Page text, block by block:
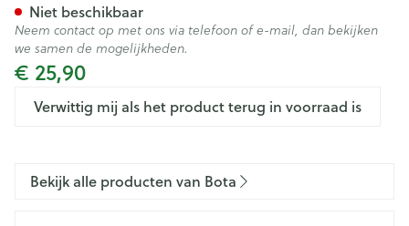
€ 25,90
Verwittig mij als het product terug in voorraad is
Niet beschikbaar
Neem contact op met ons via telefoon of e-mail, dan bekijken
we samen de mogelijkheden.
Bekijk alle producten van Bota